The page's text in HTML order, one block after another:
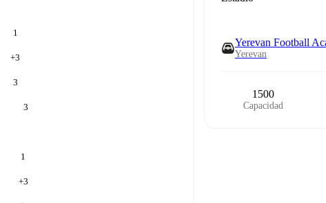
1
+3
3
3
1
+3
Yerevan Football
Yerevan
1500
Capacidad